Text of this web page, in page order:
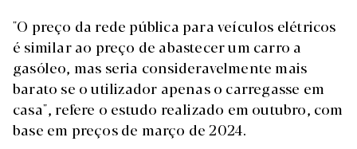
"O preço da rede pública para veículos elétricos
é similar ao preço de abastecer um carro a
gasóleo, mas seria consideravelmente mais
barato se o utilizador apenas o carregasse em
casa", refere o estudo realizado em outubro, com
base em preços de março de 2024.